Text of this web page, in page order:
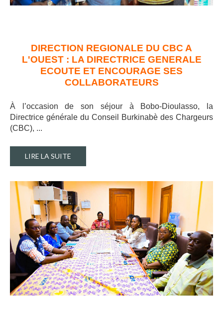
DIRECTION REGIONALE DU CBC A
L'OUEST : LA DIRECTRICE GENERALE
ECOUTE ET ENCOURAGE SES
COLLABORATEURS
À l’occasion de son séjour à Bobo-Dioulasso, la
Directrice générale du Conseil Burkinabè des Chargeurs
(CBC), ...
LIRE LA SUITE